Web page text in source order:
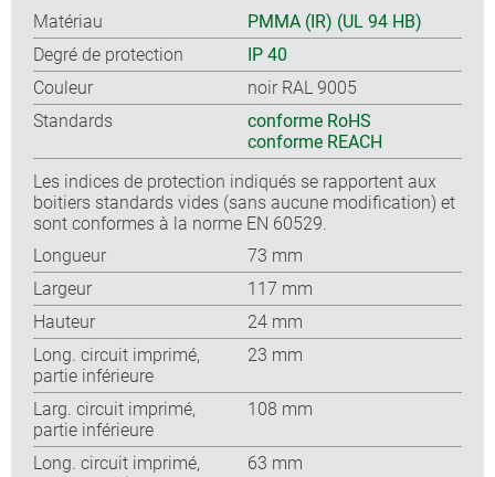
Matériau
PMMA (IR) (UL 94 HB)
Degré de protection
IP 40
Couleur
noir RAL 9005
Standards
conforme RoHS
conforme REACH
Les indices de protection indiqués se rapportent aux
boitiers standards vides (sans aucune modification) et
sont conformes à la norme EN 60529.
Longueur
73 mm
Largeur
117 mm
Hauteur
24 mm
Long. circuit imprimé,
partie inférieure
23 mm
Larg. circuit imprimé,
partie inférieure
108 mm
Long. circuit imprimé,
63 mm